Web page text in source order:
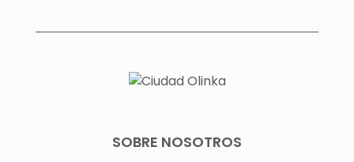
SOBRE NOSOTROS